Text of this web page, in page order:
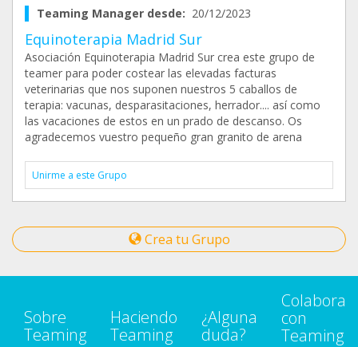
Teaming Manager desde: 20/12/2023
Equinoterapia Madrid Sur
Asociación Equinoterapia Madrid Sur crea este grupo de
teamer para poder costear las elevadas facturas
veterinarias que nos suponen nuestros 5 caballos de
terapia: vacunas, desparasitaciones, herrador.... así como
las vacaciones de estos en un prado de descanso. Os
agradecemos vuestro pequeño gran granito de arena
Unirme a este Grupo
Crea tu Grupo
Sobre
Teaming
Haciendo
Teaming
¿Alguna
duda?
Colabora
con
Teaming